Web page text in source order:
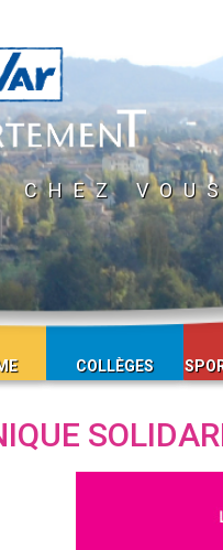
chez
COLLÈGES